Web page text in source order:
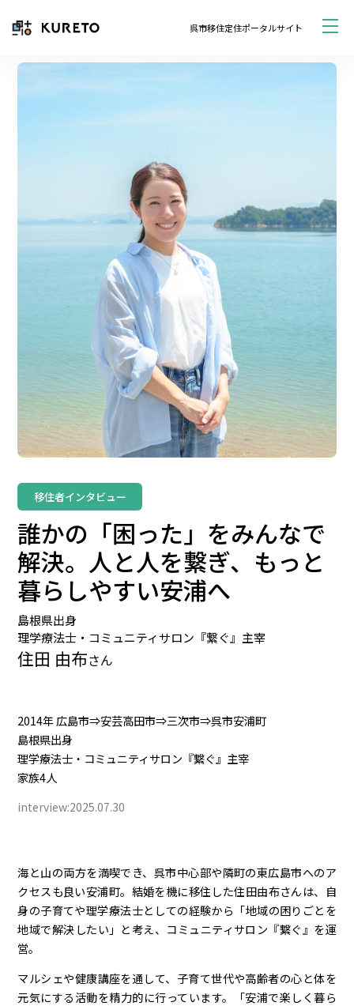
呉市移住定住ポータルサイト
移住者インタビュー
誰かの「困った」をみんなで
解決。人と人を繋ぎ、もっと
暮らしやすい安浦へ
島根県出身
理学療法士・コミュニティサロン『繋ぐ』主宰
住田 由布さん
2014年 広島市⇒安芸高田市⇒三次市⇒呉市安浦町
島根県出身
理学療法士・コミュニティサロン『繋ぐ』主宰
家族4人
interview:2025.07.30
海と山の両方を満喫でき、呉市中心部や隣町の東広島市へのア
クセスも良い安浦町。結婚を機に移住した住田由布さんは、自
身の子育てや理学療法士としての経験から「地域の困りごとを
地域で解決したい」と考え、コミュニティサロン『繋ぐ』を運
営。
マルシェや健康講座を通して、子育て世代や高齢者の心と体を
元気にする活動を精力的に行っています。「安浦で楽しく暮ら